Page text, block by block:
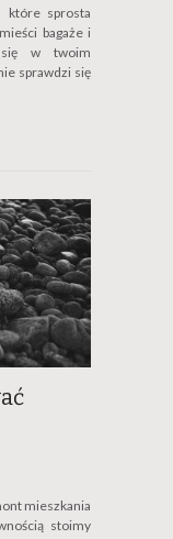
które sprosta
bagaże i
się w twoim
sprawdzi się
mieszkania
stoimy